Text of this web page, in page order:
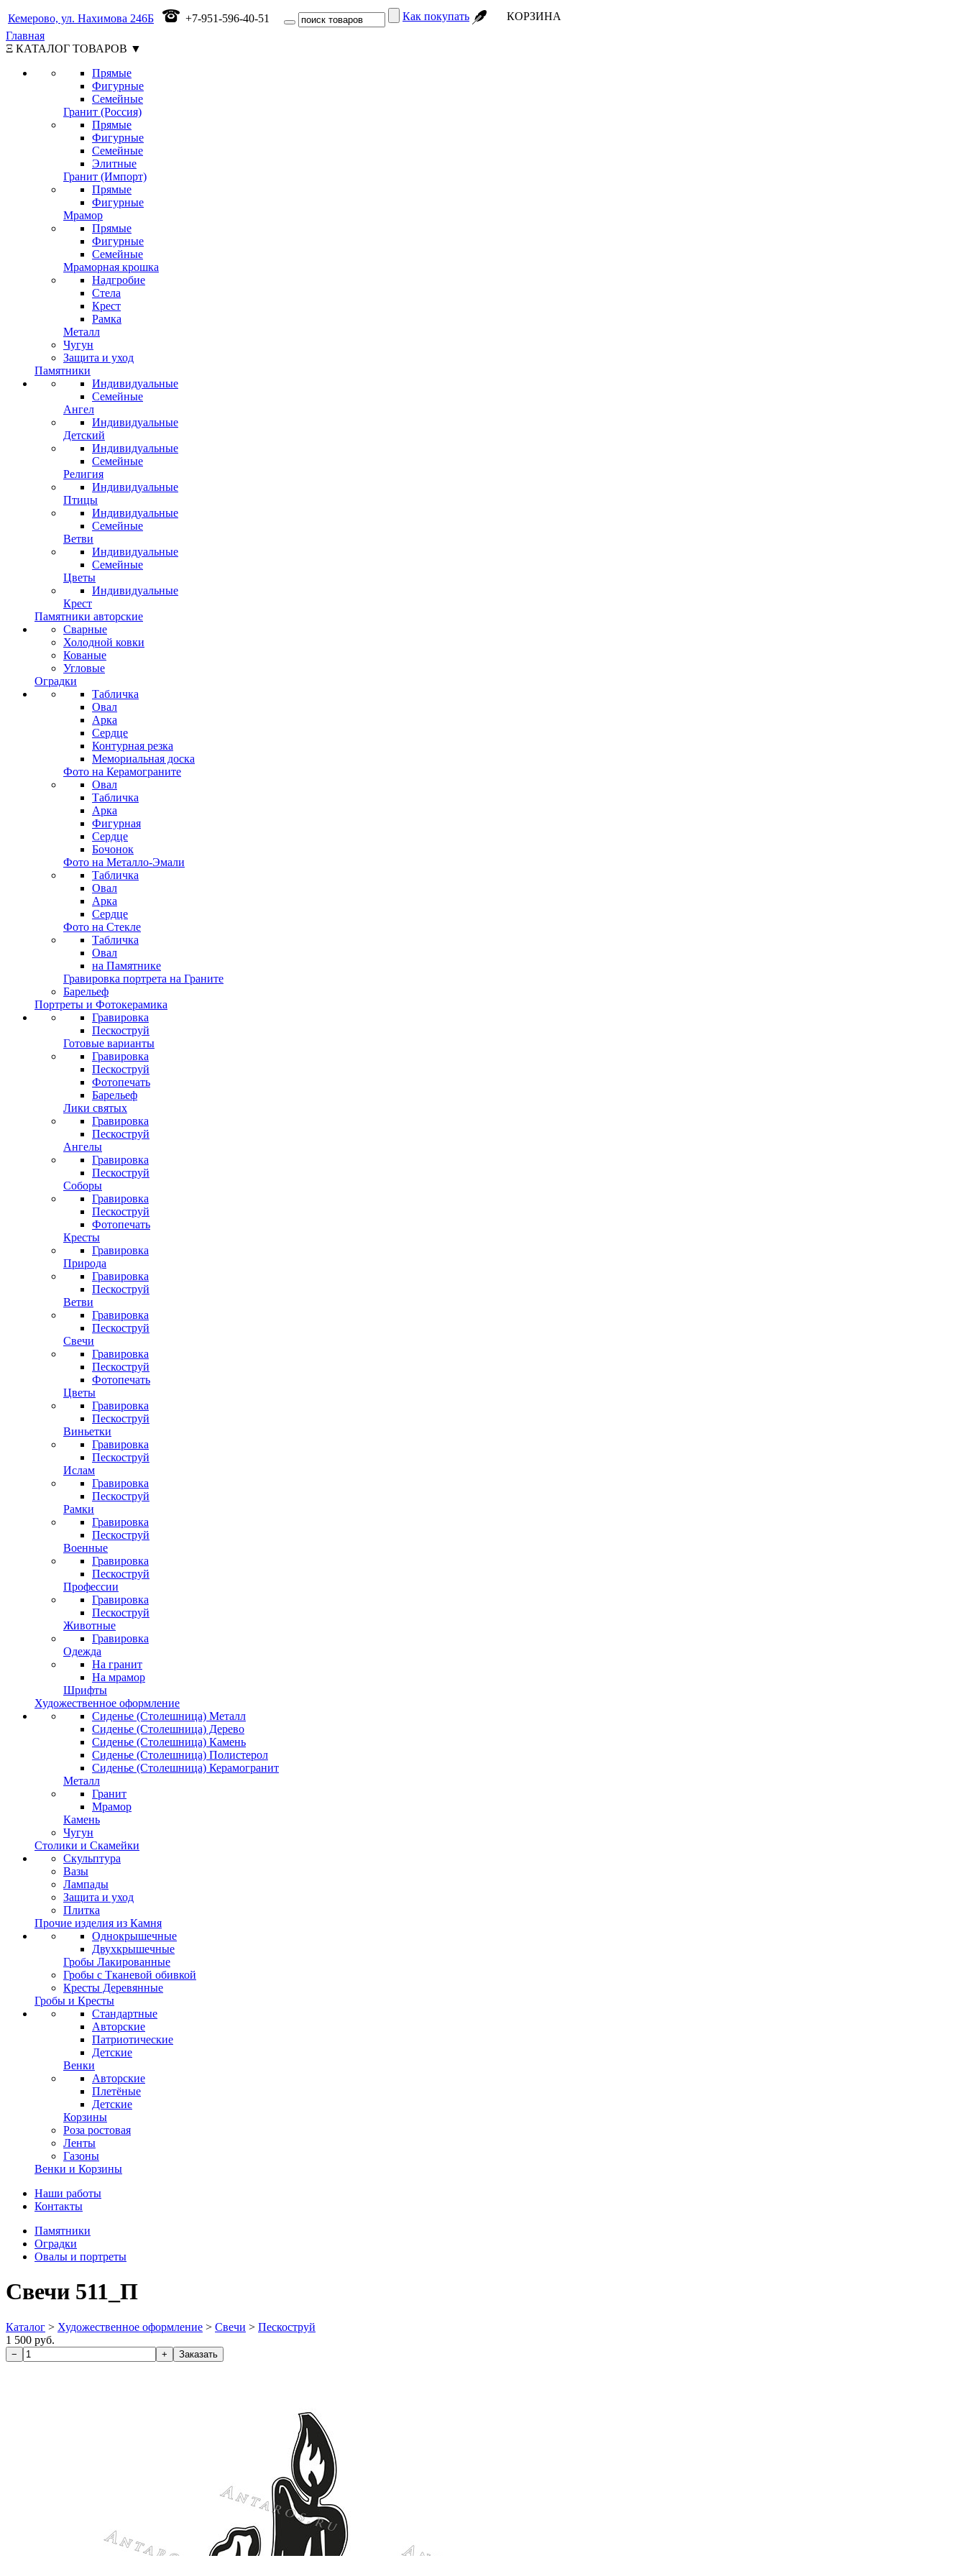
Кемерово, ул. Нахимова 246Б +7-951-596-40-51 Как покупать
КОРЗИНА
Главная
Ξ КАТАЛОГ ТОВАРОВ ▼
Прямые
Фигурные
Семейные
Гранит (Россия)
Прямые
Фигурные
Семейные
Элитные
Гранит (Импорт)
Прямые
Фигурные
Мрамор
Прямые
Фигурные
Семейные
Мраморная крошка
Надгробие
Стела
Крест
Рамка
Металл
Чугун
Защита и уход
Памятники
Индивидуальные
Семейные
Ангел
Индивидуальные
Детский
Индивидуальные
Семейные
Религия
Индивидуальные
Птицы
Индивидуальные
Семейные
Ветви
Индивидуальные
Семейные
Цветы
Индивидуальные
Крест
Памятники авторские
Сварные
Холодной ковки
Кованые
Угловые
Оградки
Табличка
Овал
Арка
Сердце
Контурная резка
Мемориальная доска
Фото на Керамограните
Овал
Табличка
Арка
Фигурная
Сердце
Бочонок
Фото на Металло-Эмали
Табличка
Овал
Арка
Сердце
Фото на Стекле
Табличка
Овал
на Памятнике
Гравировка портрета на Граните
Барельеф
Портреты и Фотокерамика
Гравировка
Пескоструй
Готовые варианты
Гравировка
Пескоструй
Фотопечать
Барельеф
Лики святых
Гравировка
Пескоструй
Ангелы
Гравировка
Пескоструй
Соборы
Гравировка
Пескоструй
Фотопечать
Кресты
Гравировка
Природа
Гравировка
Пескоструй
Ветви
Гравировка
Пескоструй
Свечи
Гравировка
Пескоструй
Фотопечать
Цветы
Гравировка
Пескоструй
Виньетки
Гравировка
Пескоструй
Ислам
Гравировка
Пескоструй
Рамки
Гравировка
Пескоструй
Военные
Гравировка
Пескоструй
Профессии
Гравировка
Пескоструй
Животные
Гравировка
Одежда
На гранит
На мрамор
Шрифты
Художественное оформление
Сиденье (Столешница) Металл
Сиденье (Столешница) Дерево
Сиденье (Столешница) Камень
Сиденье (Столешница) Полистерол
Сиденье (Столешница) Керамогранит
Металл
Гранит
Мрамор
Камень
Чугун
Столики и Скамейки
Скульптура
Вазы
Лампады
Защита и уход
Плитка
Прочие изделия из Камня
Однокрышечные
Двухкрышечные
Гробы Лакированные
Гробы с Тканевой обивкой
Кресты Деревянные
Гробы и Кресты
Стандартные
Авторские
Патриотические
Детские
Венки
Авторские
Плетёные
Детские
Корзины
Роза ростовая
Ленты
Газоны
Венки и Корзины
Наши работы
Контакты
Памятники
Оградки
Овалы и портреты
Свечи 511_П
Каталог > Художественное оформление > Свечи > Пескоструй
1 500 руб.